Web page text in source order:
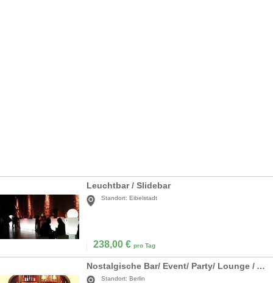
Leuchtbar / Slidebar
Standort: Eibelstadt
238,00 € pro Tag
Nostalgische Bar/ Event/ Party/ Lounge / Ambiente
Standort: Berlin